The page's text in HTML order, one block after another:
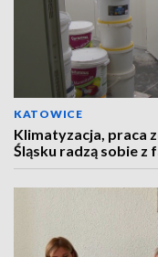
KATOWICE
Klimatyzacja, praca
Śląsku radzą sobie z